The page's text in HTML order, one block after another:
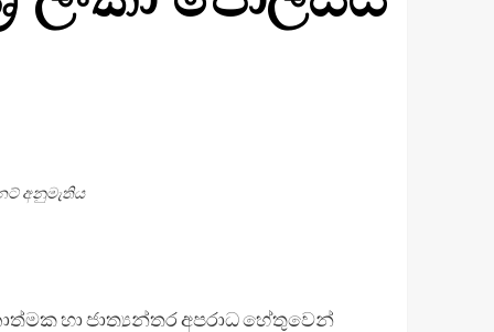
අනුමැතිය
හා ජාත්‍යන්තර අපරාධ හේතුවෙන්